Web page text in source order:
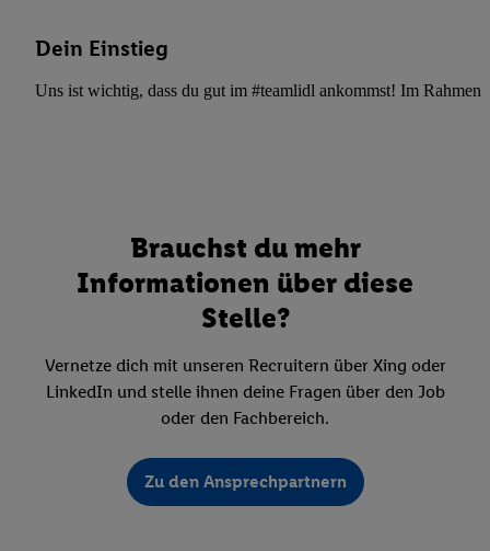
Dein Einstieg
Uns ist wichtig, dass du gut im #teamlidl ankommst! Im Rahmen
Brauchst du mehr
Informationen über diese
Stelle?
Vernetze dich mit unseren Recruitern über Xing oder
LinkedIn und stelle ihnen deine Fragen über den Job
oder den Fachbereich.
Zu den Ansprechpartnern